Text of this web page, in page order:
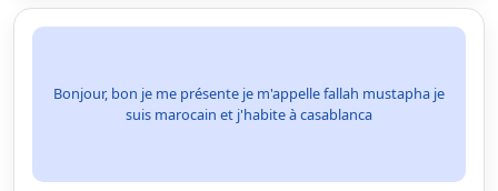
Bonjour, bon je me présente je m'appelle fallah mustapha je
suis marocain et j'habite à casablanca